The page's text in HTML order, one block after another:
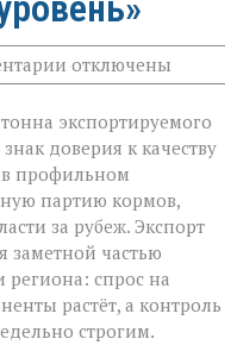
к
записи
шрот
выходит
международный
уровень»
отключены
экспортируемого
доверия к качеству
профильном
партию кормов,
за рубеж. Экспорт
заметной частью
региона: спрос на
растёт, а контроль
строгим.